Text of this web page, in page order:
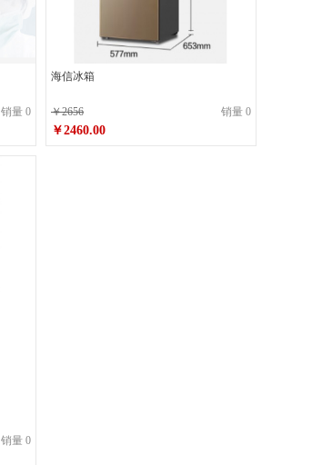
销量 0
海信冰箱
￥2656 销量 0
￥2460.00
销量 0